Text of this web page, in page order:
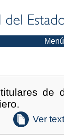
Menú
de
Ver